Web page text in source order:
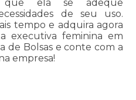
ela se adeque
de seu uso.
tempo e adquira agora
executiva feminina em
de Bolsas e conte com a
empresa!